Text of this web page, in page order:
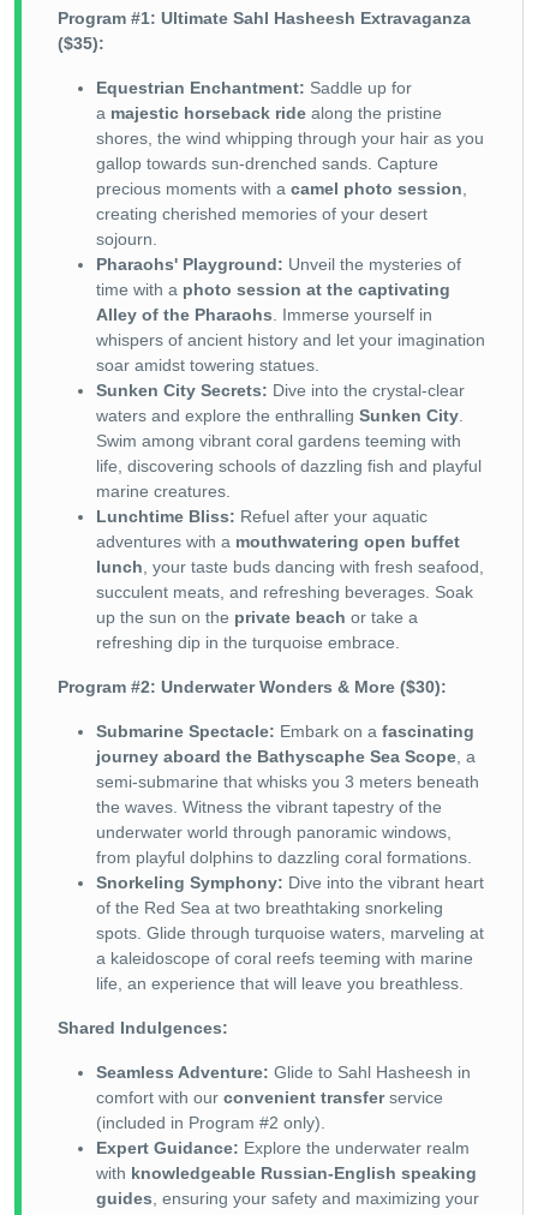
Program #1: Ultimate Sahl Hasheesh Extravaganza
($35):
Equestrian Enchantment: Saddle up for
a majestic horseback ride along the pristine
shores, the wind whipping through your hair as you
gallop towards sun-drenched sands. Capture
precious moments with a camel photo session
creating cherished memories of your desert
sojourn.
Pharaohs' Playground: Unveil the mysteries of
time with a photo session at the captivating
Alley of the Pharaohs . Immerse yourself in
whispers of ancient history and let your imagination
soar amidst towering statues.
Sunken City Secrets: Dive into the crystal-clear
waters and explore the enthralling Sunken City
Swim among vibrant coral gardens teeming with
life, discovering schools of dazzling fish and playful
marine creatures.
Lunchtime Bliss: Refuel after your aquatic
adventures with a mouthwatering open buffet
lunch , your taste buds dancing with fresh seafood,
succulent meats, and refreshing beverages. Soak
up the sun on the private beach or take a
refreshing dip in the turquoise embrace.
Program #2: Underwater Wonders & More ($30):
Submarine Spectacle: Embark on a fascinating
journey aboard the Bathyscaphe Sea Scope , a
semi-submarine that whisks you 3 meters beneath
the waves. Witness the vibrant tapestry of the
underwater world through panoramic windows,
from playful dolphins to dazzling coral formations.
Snorkeling Symphony: Dive into the vibrant heart
of the Red Sea at two breathtaking snorkeling
spots. Glide through turquoise waters, marveling at
a kaleidoscope of coral reefs teeming with marine
life, an experience that will leave you breathless.
Shared Indulgences:
Seamless Adventure: Glide to Sahl Hasheesh in
comfort with our convenient transferservice
(included in Program #2 only).
Expert Guidance: Explore the underwater realm
with knowledgeable Russian-English speaking
guides , ensuring your safety and maximizing your